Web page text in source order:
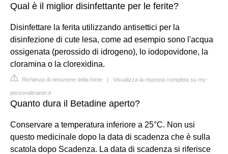
Qual è il miglior disinfettante per le ferite?
Disinfettare la ferita utilizzando antisettici per la
disinfezione di cute lesa, come ad esempio sono l'acqua
ossigenata (perossido di idrogeno), lo iodopovidone, la
cloramina o la clorexidina.
Richiesta di rimozione della fonte | Visualizza la risposta completa su my-
personaltrainer.it
Quanto dura il Betadine aperto?
Conservare a temperatura inferiore a 25°C. Non usi
questo medicinale dopo la data di scadenza che è sulla
scatola dopo Scadenza. La data di scadenza si riferisce